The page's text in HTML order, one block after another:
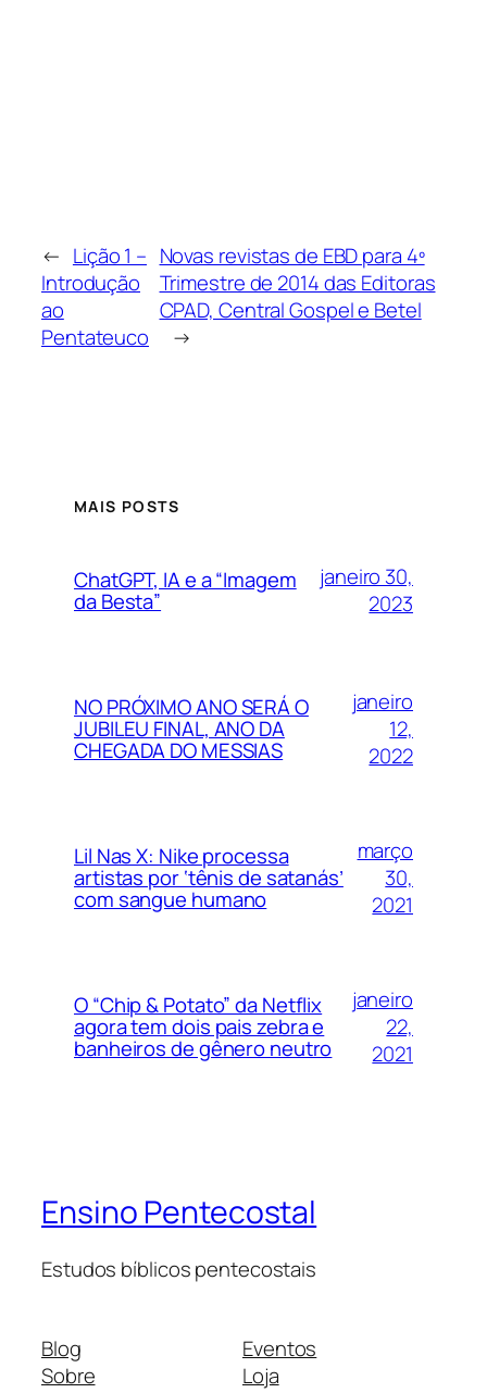
← Lição 1 –
Introdução
ao
Pentateuco
Novas revistas de EBD para 4º
Trimestre de 2014 das Editoras
CPAD, Central Gospel e Betel
→
MAIS POSTS
ChatGPT, IA e a “Imagem
da Besta”
janeiro 30,
2023
NO PRÓXIMO ANO SERÁ O
JUBILEU FINAL, ANO DA
CHEGADA DO MESSIAS
janeiro
12,
2022
Lil Nas X: Nike processa
artistas por ‘tênis de satanás’
com sangue humano
março
30,
2021
O “Chip & Potato” da Netflix
agora tem dois pais zebra e
banheiros de gênero neutro
janeiro
22,
2021
Ensino Pentecostal
Estudos bíblicos pentecostais
Blog
Sobre
Eventos
Loja